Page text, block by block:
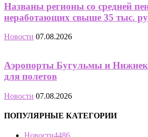
Названы регионы со средней
неработающих свыше 35 тыс.
Новости 07.08.2026
Аэропорты Бугульмы и
для полетов
Новости 07.08.2026
ПОПУЛЯРНЫЕ КАТЕГОРИИ